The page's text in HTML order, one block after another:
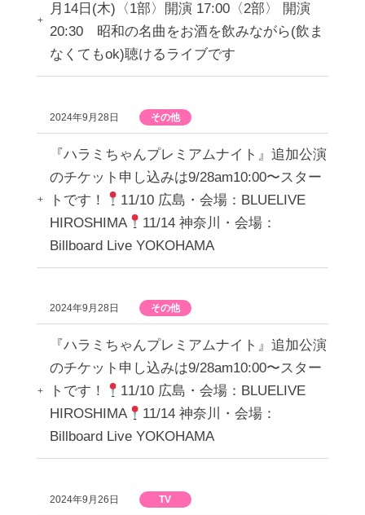
月14日(木)〈1部〉開演 17:00〈2部〉 開演
20:30 昭和の名曲をお酒を飲みながら(飲ま
なくてもok)聴けるライブです
2024年9月28日 その他
『ハラミちゃんプレミアムナイト』追加公演
のチケット申し込みは9/28am10:00〜スター
トです！
11/10 広島・会場：BLUELIVE
HIROSHIMA
11/14 神奈川・会場：
Billboard Live YOKOHAMA
2024年9月28日 その他
『ハラミちゃんプレミアムナイト』追加公演
のチケット申し込みは9/28am10:00〜スター
トです！
11/10 広島・会場：BLUELIVE
HIROSHIMA
11/14 神奈川・会場：
Billboard Live YOKOHAMA
2024年9月26日 TV